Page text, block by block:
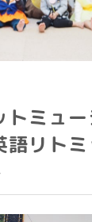
トミュ
語リト